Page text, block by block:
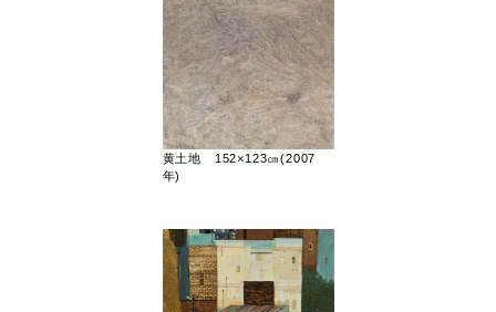
黄土地 152×123㎝(2007
年)